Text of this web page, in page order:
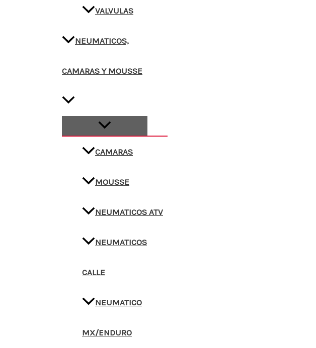
VALVULAS
NEUMATICOS,
CAMARAS Y MOUSSE
CAMARAS
MOUSSE
NEUMATICOS ATV
NEUMATICOS
CALLE
NEUMATICO
MX/ENDURO